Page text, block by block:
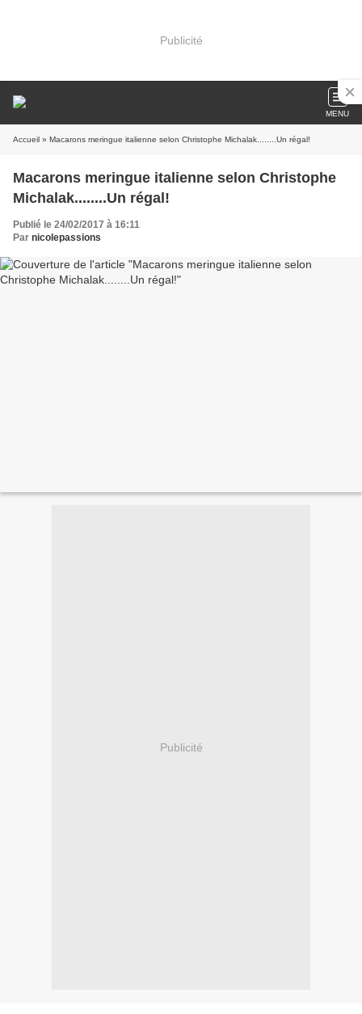
Publicité
MENU
Accueil » Macarons meringue italienne selon Christophe Michalak........Un régal!
Macarons meringue italienne selon Christophe
Michalak........Un régal!
Publié le 24/02/2017 à 16:11
Par nicolepassions
Publicité